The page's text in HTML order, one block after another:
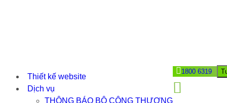
Thiết kế website
Dịch vụ
THÔNG BÁO BỘ CÔNG THƯƠNG
1800 6319